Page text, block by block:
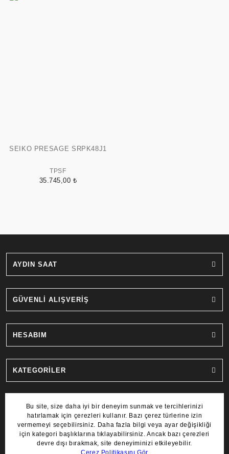
SEIKO PRESAGE SRPK48J1
TPSF
35.745,00 ₺
AYDIN SAAT
GÜVENLİ ALIŞVERİŞ
HESABIM
KATEGORİLER
MARKALAR